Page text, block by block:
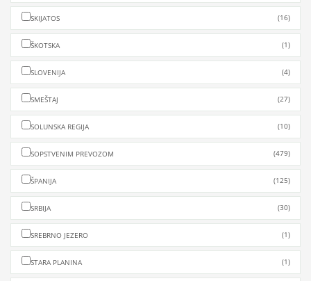
SKIJATOS (16)
ŠKOTSKA (1)
SLOVENIJA (4)
SMEŠTAJ (27)
SOLUNSKA REGIJA (10)
SOPSTVENIM PREVOZOM (479)
ŠPANIJA (125)
SRBIJA (30)
SREBRNO JEZERO (1)
STARA PLANINA (1)